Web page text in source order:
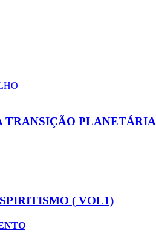
TRANSIÇÃO PLANETÁRIA
( VOL1)